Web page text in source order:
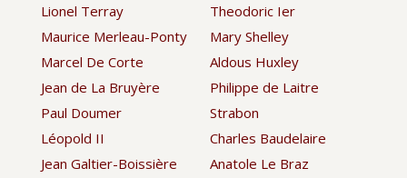
Lionel Terray
Maurice Merleau-Ponty
Marcel De Corte
Jean de La Bruyère
Paul Doumer
Léopold II
Jean Galtier-Boissière
Theodoric Ier
Mary Shelley
Aldous Huxley
Philippe de Laitre
Strabon
Charles Baudelaire
Anatole Le Braz